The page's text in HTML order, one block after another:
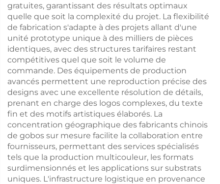
gratuites, garantissant des résultats optimaux
quelle que soit la complexité du projet. La flexibilité
de fabrication s'adapte à des projets allant d'une
unité prototype unique à des milliers de pièces
identiques, avec des structures tarifaires restant
compétitives quel que soit le volume de
commande. Des équipements de production
avancés permettent une reproduction précise des
designs avec une excellente résolution de détails,
prenant en charge des logos complexes, du texte
fin et des motifs artistiques élaborés. La
concentration géographique des fabricants chinois
de gobos sur mesure facilite la collaboration entre
fournisseurs, permettant des services spécialisés
tels que la production multicouleur, les formats
surdimensionnés et les applications sur substrats
uniques. L'infrastructure logistique en provenance